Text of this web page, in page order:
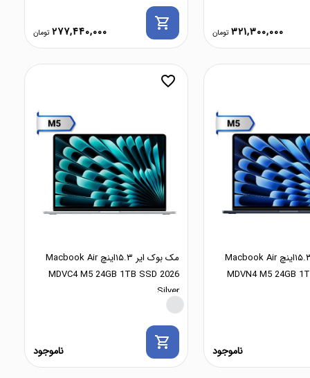
321,300,000
277,440,000
shopping_cart
مک بوک ایر ۱۵.۳اینچ Macbook Air
MDVN4 M5 24GB
ناموجود
favorite_border
مک بوک ایر ۱۵.۳اینچ Macbook Air
MDVC4 M5 24GB 1TB SSD 2026
Silver
ناموجود
shopping_cart